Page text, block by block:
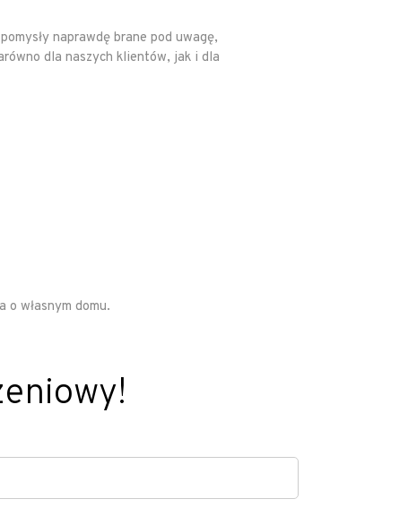
naprawdę brane pod uwagę,
dla naszych klientów, jak i dla
o własnym domu.